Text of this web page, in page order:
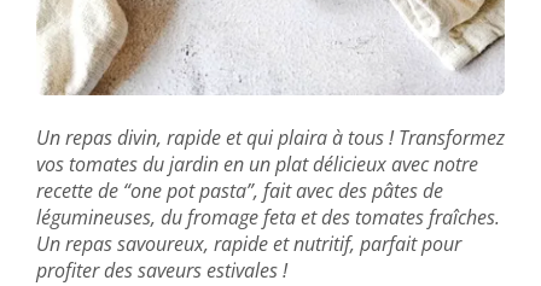
Un repas divin, rapide et qui plaira à tous ! Transformez
vos tomates du jardin en un plat délicieux avec notre
recette de “one pot pasta”, fait avec des pâtes de
légumineuses, du fromage feta et des tomates fraîches.
Un repas savoureux, rapide et nutritif, parfait pour
profiter des saveurs estivales !